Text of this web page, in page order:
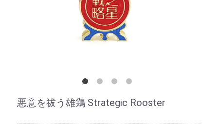
悪意を祓う雄鶏 Strategic Rooster